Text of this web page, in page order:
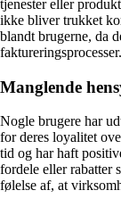
tjenester eller
ikke bliver trukket
blandt brugerne, da
faktureringsprocesser.
Manglende
Nogle brugere har
for deres loyalitet
tid og har haft
fordele eller rabatter
følelse af, at